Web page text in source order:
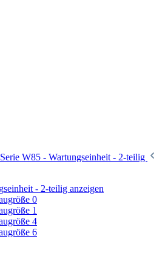
Serie W85 - Wartungseinheit - 2-teilig
- 2-teilig anzeigen
0
1
4
6